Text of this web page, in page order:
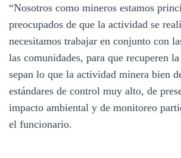
“Nosotros como mineros estamos
preocupados de que la actividad se
necesitamos trabajar en conjunto con
las comunidades, para que recuperen
sepan lo que la actividad minera bien
estándares de control muy alto, de
impacto ambiental y de monitoreo
el funcionario.